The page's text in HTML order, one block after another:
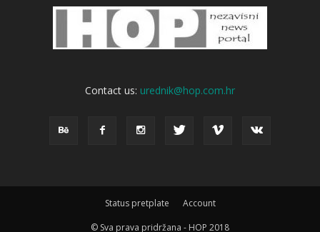
Contact us: urednik@hop.com.hr
Status pretplate
Account
© Sva prava pridržana - HOP 2018